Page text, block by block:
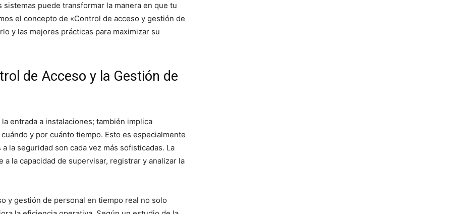
puede transformar la manera en que tu
el concepto de «Control de acceso y gestión de
y las mejores prácticas para maximizar su
de Acceso y la Gestión de
entrada a instalaciones; también implica
y por cuánto tiempo. Esto es especialmente
la seguridad son cada vez más sofisticadas. La
la capacidad de supervisar, registrar y analizar la
y gestión de personal en tiempo real no solo